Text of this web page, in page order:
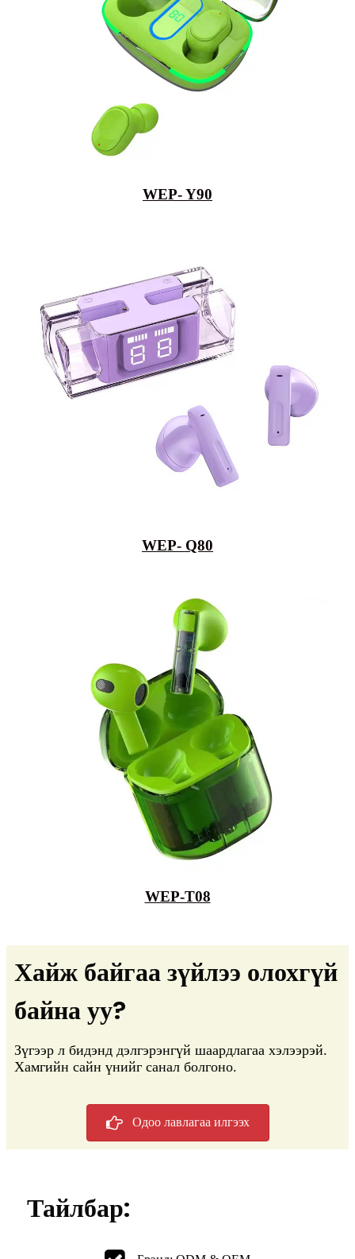
WEP- Y90
WEP- Q80
WEP-T08
Хайж байгаа зүйлээ олохгүй
байна уу?
Зүгээр л бидэнд дэлгэрэнгүй шаардлагаа хэлээрэй.
Хамгийн сайн үнийг санал болгоно.
Одоо лавлагаа илгээх
Тайлбар: